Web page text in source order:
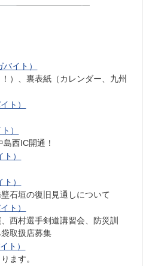
イト）
）、裏表紙（カレンダー、九州
ト）
）
西IC開通！
）
）
石垣の復旧見通しについて
ト）
西村選手剣道講習会、防災訓
取扱店募集
ト）
ます。